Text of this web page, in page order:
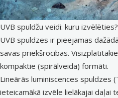
UVB spuldžu veidi: kuru izvēlēties?
UVB spuldzes ir pieejamas
savas priekšrocības.
kompaktie (spirālveida) formāti.
Lineārās luminiscences spuldzes
ieteicamākā izvēle lielākajai daļai